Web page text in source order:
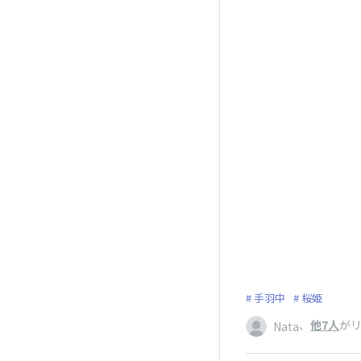
手羽中 桜姫
Nata、 他7人が